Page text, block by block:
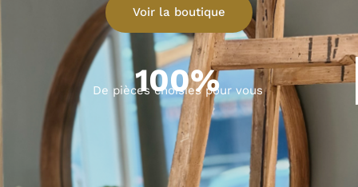
Voir la boutique
100%
De pièces choisies pour vous